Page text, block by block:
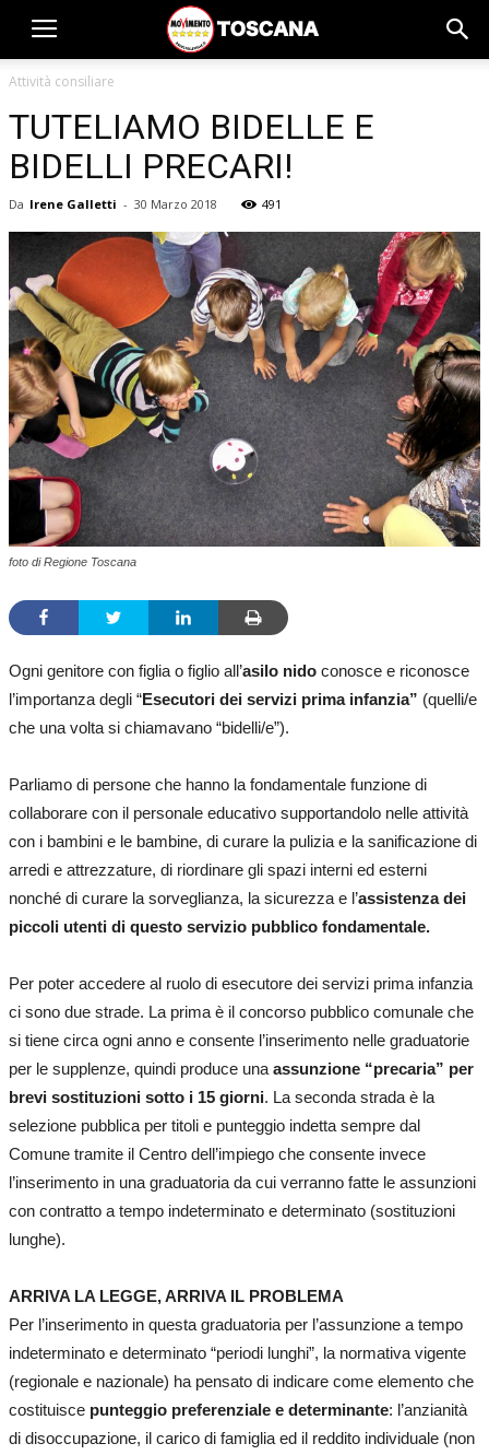
Attività consiliare
TUTELIAMO BIDELLE E
BIDELLI PRECARI!
Da Irene Galletti - 30 Marzo 2018 491
foto di Regione Toscana
Ogni genitore con figlia o figlio all’asilo nido conosce e riconosce
l’importanza degli “Esecutori dei servizi prima infanzia” (quelli/e
che una volta si chiamavano “bidelli/e”).
Parliamo di persone che hanno la fondamentale funzione di
collaborare con il personale educativo supportandolo nelle attività
con i bambini e le bambine, di curare la pulizia e la sanificazione di
arredi e attrezzature, di riordinare gli spazi interni ed esterni
nonché di curare la sorveglianza, la sicurezza e l’assistenza dei
piccoli utenti di questo servizio pubblico fondamentale.
Per poter accedere al ruolo di esecutore dei servizi prima infanzia
ci sono due strade. La prima è il concorso pubblico comunale che
si tiene circa ogni anno e consente l’inserimento nelle graduatorie
per le supplenze, quindi produce una assunzione “precaria” per
brevi sostituzioni sotto i 15 giorni. La seconda strada è la
selezione pubblica per titoli e punteggio indetta sempre dal
Comune tramite il Centro dell’impiego che consente invece
l’inserimento in una graduatoria da cui verranno fatte le assunzioni
con contratto a tempo indeterminato e determinato (sostituzioni
lunghe).
ARRIVA LA LEGGE, ARRIVA IL PROBLEMA
Per l’inserimento in questa graduatoria per l’assunzione a tempo
indeterminato e determinato “periodi lunghi”, la normativa vigente
(regionale e nazionale) ha pensato di indicare come elemento che
costituisce punteggio preferenziale e determinante: l’anzianità
di disoccupazione, il carico di famiglia ed il reddito individuale (non